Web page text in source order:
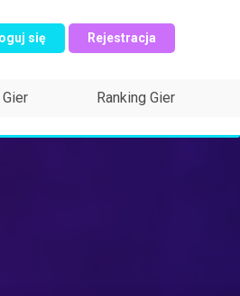
się Rejestracja
Ranking Gier